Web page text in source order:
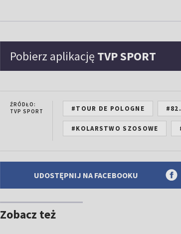
Pobierz aplikację TVP SPORT
ŹRÓDŁO:
TVP SPORT
#TOUR DE POLOGNE
#KOLARSTWO SZOSOWE
UDOSTĘPNIJ NA FACEBOOKU
Zobacz też